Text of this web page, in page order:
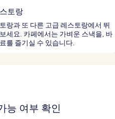
토랑
랑과 또 다른 고급 레스토랑에서 뛰
세요. 카페에서는 가벼운 스낵을, 바
를 즐기실 수 있습니다.
능 여부 확인